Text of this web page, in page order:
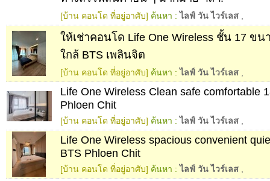
[บ้าน คอนโด ที่อยู่อาศับ] ค้นหา : ไลฟ์ วัน ไวร์เลส
ให้เช่าคอนโด Life One Wireless ชั้น 17 ขน
ใกล้ BTS เพลินจิต
[บ้าน คอนโด ที่อยู่อาศับ] ค้นหา : ไลฟ์ วัน ไวร์เลส
Life One Wireless Clean safe comfortable
Phloen Chit
[บ้าน คอนโด ที่อยู่อาศับ] ค้นหา : ไลฟ์ วัน ไวร์เลส
Life One Wireless spacious convenient
BTS Phloen Chit
[บ้าน คอนโด ที่อยู่อาศับ] ค้นหา : ไลฟ์ วัน ไวร์เลส